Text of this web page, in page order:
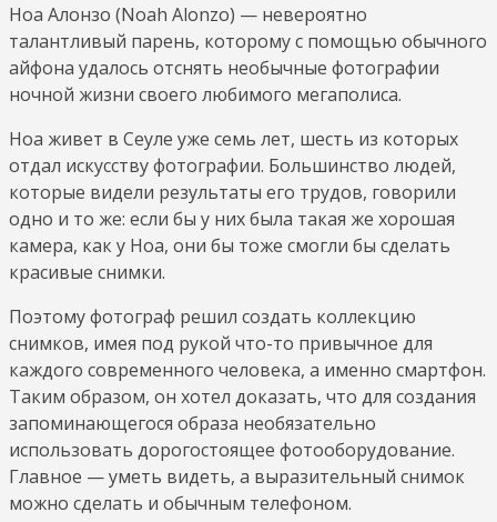
Ноа Алонзо (Noah Alonzo) — невероятно
талантливый парень, которому с помощью обычного
айфона удалось отснять необычные фотографии
ночной жизни своего любимого мегаполиса.
Ноа живет в Сеуле уже семь лет, шесть из которых
отдал искусству фотографии. Большинство людей,
которые видели результаты его трудов, говорили
одно и то же: если бы у них была такая же хорошая
камера, как у Ноа, они бы тоже смогли бы сделать
красивые снимки.
Поэтому фотограф решил создать коллекцию
снимков, имея под рукой что-то привычное для
каждого современного человека, а именно смартфон.
Таким образом, он хотел доказать, что для создания
запоминающегося образа необязательно
использовать дорогостоящее фотооборудование.
Главное — уметь видеть, а выразительный снимок
можно сделать и обычным телефоном.